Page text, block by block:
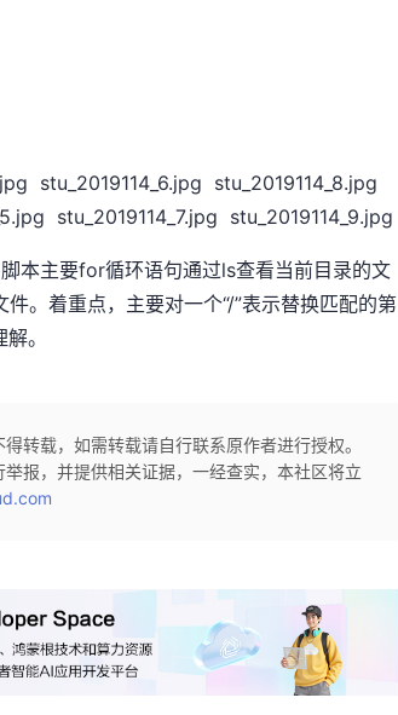
stu_2019114_6.jpg stu_2019114_8.jpg
stu_2019114_7.jpg stu_2019114_9.jpg
本主要for循环语句通过ls查看当前目录的文
。着重点，主要对一个“/”表示替换匹配的第
。
转载，如需转载请自行联系原作者进行授权。
报，并提供相关证据，一经查实，本社区将立